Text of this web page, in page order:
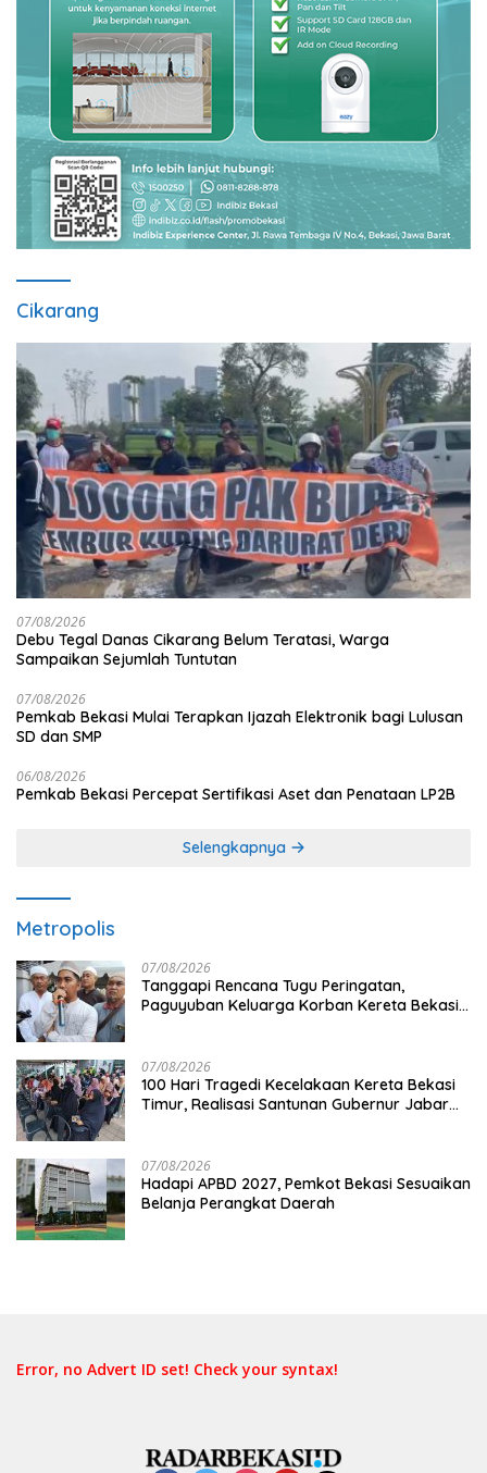
Cikarang
07/08/2026
Debu Tegal Danas Cikarang Belum Teratasi, Warga
Sampaikan Sejumlah Tuntutan
07/08/2026
Pemkab Bekasi Mulai Terapkan Ijazah Elektronik bagi Lulusan
SD dan SMP
06/08/2026
Pemkab Bekasi Percepat Sertifikasi Aset dan Penataan LP2B
Selengkapnya
Metropolis
07/08/2026
Tanggapi Rencana Tugu Peringatan,
Paguyuban Keluarga Korban Kereta Bekasi
07/08/2026
100 Hari Tragedi Kecelakaan Kereta Bekasi
Timur, Realisasi Santunan Gubernur Jabar
07/08/2026
Hadapi APBD 2027, Pemkot Bekasi Sesuaikan
Belanja Perangkat Daerah
Error, no Advert ID set! Check your syntax!